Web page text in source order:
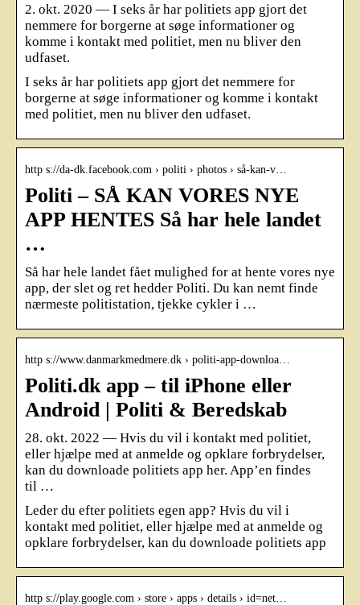
2. okt. 2020 — I seks år har politiets app gjort det
nemmere for borgerne at søge informationer og
komme i kontakt med politiet, men nu bliver den
udfaset.
I seks år har politiets app gjort det nemmere for
borgerne at søge informationer og komme i kontakt
med politiet, men nu bliver den udfaset.
http s://da-dk.facebook.com › politi › photos › så-kan-v…
Politi – SÅ KAN VORES NYE
APP HENTES Så har hele landet
…
Så har hele landet fået mulighed for at hente vores nye
app, der slet og ret hedder Politi. Du kan nemt finde
nærmeste politistation, tjekke cykler i …
http s://www.danmarkmedmere.dk › politi-app-downloa…
Politi.dk app – til iPhone eller
Android | Politi & Beredskab
28. okt. 2022 — Hvis du vil i kontakt med politiet,
eller hjælpe med at anmelde og opklare forbrydelser,
kan du downloade politiets app her. App’en findes
til …
Leder du efter politiets egen app? Hvis du vil i
kontakt med politiet, eller hjælpe med at anmelde og
opklare forbrydelser, kan du downloade politiets app
http s://play.google.com › store › apps › details › id=net…